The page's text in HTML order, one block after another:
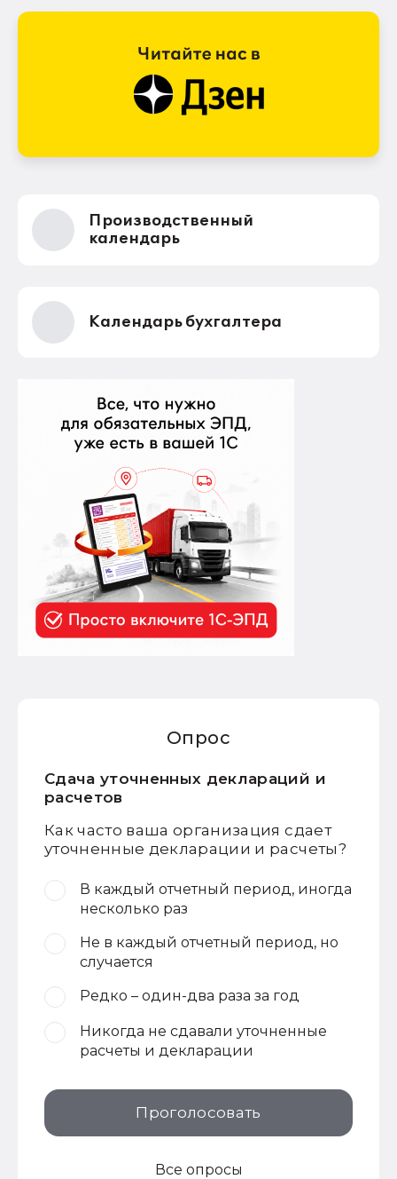
Производственный
календарь
Календарь бухгалтера
Опрос
Сдача уточненных деклараций и
расчетов
Как часто ваша организация сдает
уточненные декларации и расчеты?
В каждый отчетный период, иногда
несколько раз
Не в каждый отчетный период, но
случается
Редко – один-два раза за год
Никогда не сдавали уточненные
расчеты и декларации
Проголосовать
Все опросы